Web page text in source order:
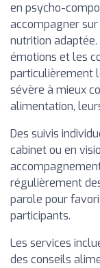
en psycho-
accompagner
nutrition
émotions et les
particulièrement
sévère à mieux
alimentation,
Des suivis
cabinet ou en
régulièrement
parole pour
participants.
Les services
des conseils